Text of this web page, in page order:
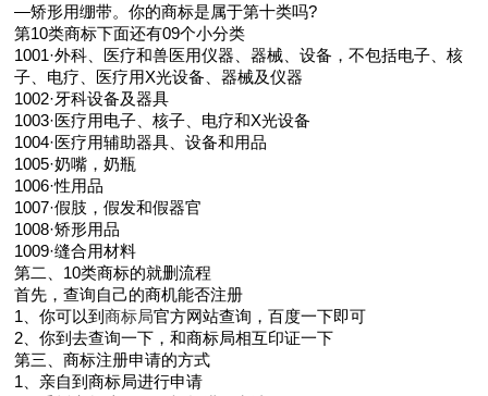
—矫形用绷带。你的商标是属于第十类吗?
第10类商标下面还有09个小分类
1001·外科、医疗和兽医用仪器、器械、设备，不包括电子、核
子、电疗、医疗用X光设备、器械及仪器
1002·牙科设备及器具
1003·医疗用电子、核子、电疗和X光设备
1004·医疗用辅助器具、设备和用品
1005·奶嘴，奶瓶
1006·性用品
1007·假肢，假发和假器官
1008·矫形用品
1009·缝合用材料
第二、10类商标的就删流程
首先，查询自己的商机能否注册
1、你可以到商标局官方网站查询，百度一下即可
2、你到去查询一下，和商标局相互印证一下
第三、商标注册申请的方式
1、亲自到商标局进行申请